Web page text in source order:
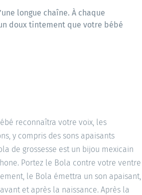
longue chaîne. À chaque
doux tintement que votre bébé
reconnaîtra votre voix, les
y compris des sons apaisants
de grossesse est un bijou mexicain
Portez le Bola contre votre ventre
le Bola émettra un son apaisant,
et après la naissance. Après la